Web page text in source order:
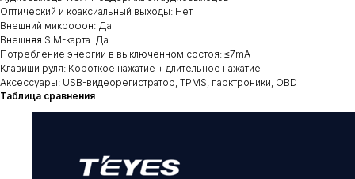
Оптический и коаксиальный выходы: Нет
Внешний микрофон: Да
Внешняя SIM-карта: Да
Потребление энергии в выключенном состоя: ≤7mA
Клавиши руля: Короткое нажатие + длительное нажатие
Аксессуары: USB-видеорегистратор, TPMS, парктроники, OBD
Таблица сравнения